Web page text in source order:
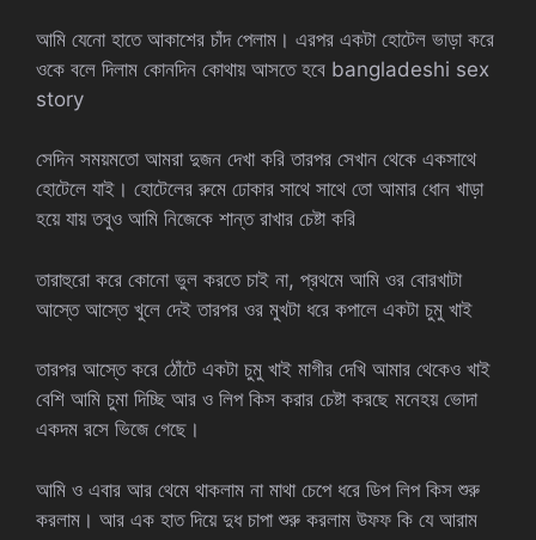
আমি যেনো হাতে আকাশের চাঁদ পেলাম। এরপর একটা হোটেল ভাড়া করে
ওকে বলে দিলাম কোনদিন কোথায় আসতে হবে bangladeshi sex
story
সেদিন সময়মতো আমরা দুজন দেখা করি তারপর সেখান থেকে একসাথে
হোটেলে যাই। হোটেলের রুমে ঢোকার সাথে সাথে তো আমার ধোন খাড়া
হয়ে যায় তবুও আমি নিজেকে শান্ত রাখার চেষ্টা করি
তারাহুরো করে কোনো ভুল করতে চাই না, প্রথমে আমি ওর বোরখাটা
আস্তে আস্তে খুলে দেই তারপর ওর মুখটা ধরে কপালে একটা চুমু খাই
তারপর আস্তে করে ঠোঁটে একটা চুমু খাই মাগীর দেখি আমার থেকেও খাই
বেশি আমি চুমা দিচ্ছি আর ও লিপ কিস করার চেষ্টা করছে মনেহয় ভোদা
একদম রসে ভিজে গেছে।
আমি ও এবার আর থেমে থাকলাম না মাথা চেপে ধরে ডিপ লিপ কিস শুরু
করলাম। আর এক হাত দিয়ে দুধ চাপা শুরু করলাম উফফ কি যে আরাম